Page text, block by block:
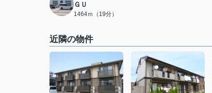
ＧＵ
1464ｍ（19分）
近隣の物件